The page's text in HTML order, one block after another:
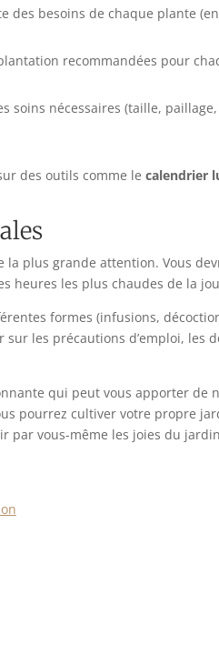
besoins de chaque plante
recommandées pour
soins nécessaires (taille,
des outils comme le calendrier
plus grande attention. Vous
heures les plus chaudes de la
formes (infusions,
les précautions d’emploi, les
qui peut vous apporter
pourrez cultiver votre propre
par vous-même les joies du